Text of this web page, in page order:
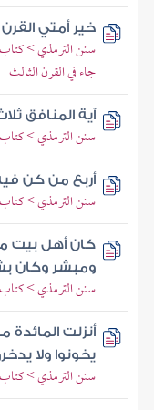
خير أمتي
سنن الترمذي >
جاء في القرن الثالث
آية المنافق
سنن الترمذي > كتاب
أربع من كن
سنن الترمذي > كتاب
كان أهل بيت
ومبشر وكان
سنن الترمذي >
أنزلت المائدة
يخونوا ولا
سنن الترمذي >